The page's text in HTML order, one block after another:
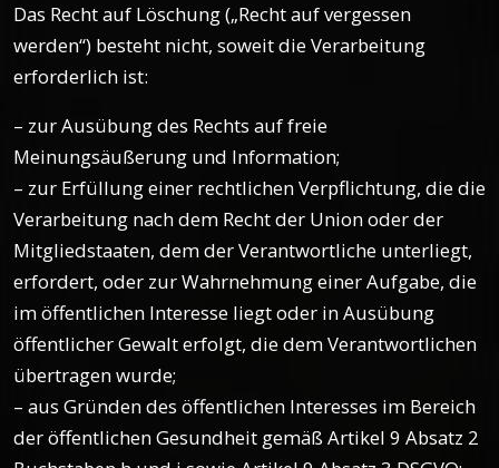
Das Recht auf Löschung („Recht auf vergessen
werden“) besteht nicht, soweit die Verarbeitung
erforderlich ist:
– zur Ausübung des Rechts auf freie
Meinungsäußerung und Information;
– zur Erfüllung einer rechtlichen Verpflichtung, die die
Verarbeitung nach dem Recht der Union oder der
Mitgliedstaaten, dem der Verantwortliche unterliegt,
erfordert, oder zur Wahrnehmung einer Aufgabe, die
im öffentlichen Interesse liegt oder in Ausübung
öffentlicher Gewalt erfolgt, die dem Verantwortlichen
übertragen wurde;
– aus Gründen des öffentlichen Interesses im Bereich
der öffentlichen Gesundheit gemäß Artikel 9 Absatz 2